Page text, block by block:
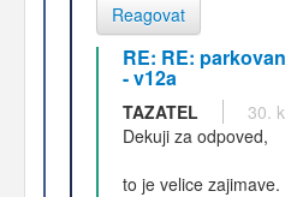
Reagovat
RE: RE:
- v12a
TAZATEL
30.
Dekuji za odpoved,
to je velice